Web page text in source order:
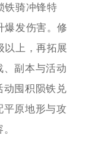
铁骑冲锋特
爆发伤害。修
以上，再拓展
、副本与活动
动囤积陨铁兑
平原地形与攻